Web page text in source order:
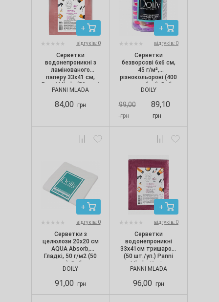
відгуків: 0
Серветки
водонепроникні з
ламінованого
паперу 33х41 см,
Panni Mlada (50 шт./
уп.). Колір: рожевий
PANNI MLADA
84,00 грн
відгуків: 0
Серветки
безворсові 6х6 см,
45 г/м²,
різнокольорові (400
шт. в тубусі), Doily
DOILY
99,00
грн
89,10
грн
відгуків: 0
Серветки з
целюлози 20х20 см
AQUA Absorb,
Гладкі, 50 г/м2 (50
шт.), Doily
DOILY
91,00 грн
відгуків: 0
Серветки
водонепроникні
33х41см тришарові
(50 шт./уп.) Panni
Mlada. Колір:
бордовий
PANNI MLADA
96,00 грн